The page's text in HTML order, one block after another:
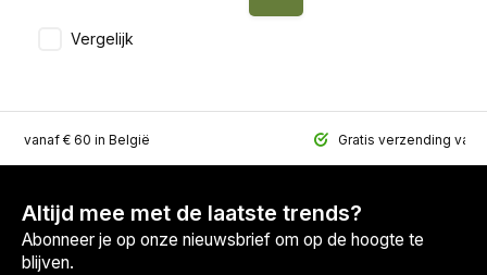
Vergelijk
vanaf € 60 in België Gratis verzending
Altijd mee met de laatste trends?
Abonneer je op onze nieuwsbrief om op de hoogte te
blijven.